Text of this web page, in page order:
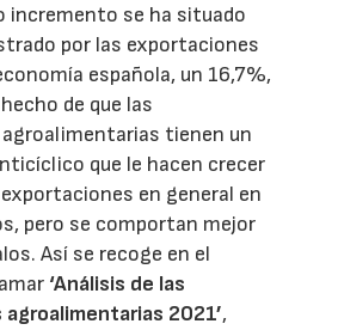
incremento se ha situado
por las exportaciones
española, un 16,7%,
de que las
tienen un
que le hacen crecer
en general en
pero se comportan mejor
Así se recoge en el
‘Análisis de las
2021’,